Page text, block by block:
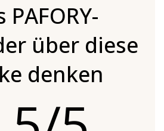
PAFORY-
über diese
denken